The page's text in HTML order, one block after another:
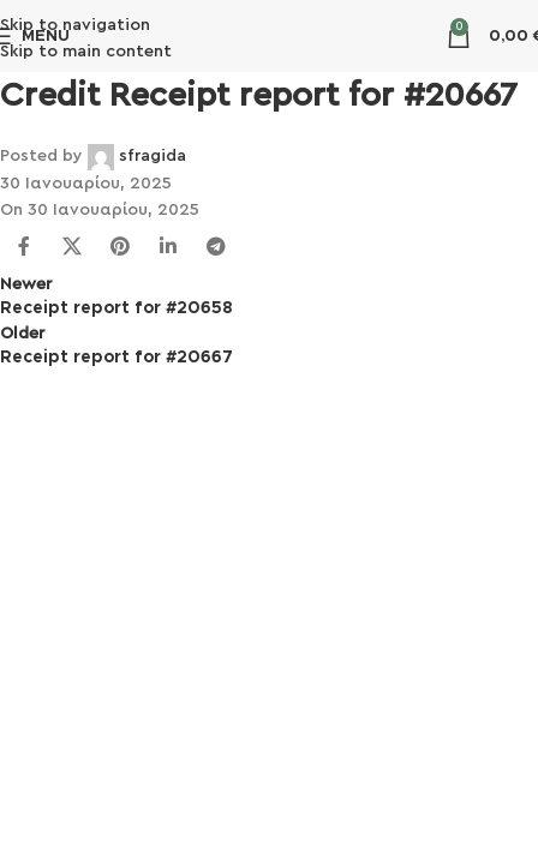
Skip to navigation
Skip to main content
MENU
0
0,00
Credit Receipt report for #20667
Posted by
sfragida
30 Ιανουαρίου, 2025
On 30 Ιανουαρίου, 2025
Newer
Receipt report for #20658
Older
Receipt report for #20667